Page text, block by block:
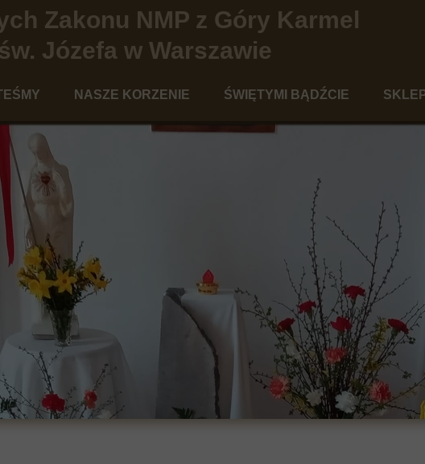
terezjański
Karmelitanki Bosej
codzienność
Galeria
NASZE KORZENIE
Historia Karmelitanek Bosych w Warszawie
ŚWIĘTYMI BĄDŹCIE
Pedagogika świętości
Teologia "po karmelitańsku"
Szkaplerz
Pomoce formacyjne
Poezja
Polecamy
Zakonu NMP z Góry Karmel
Józefa w Warszawie